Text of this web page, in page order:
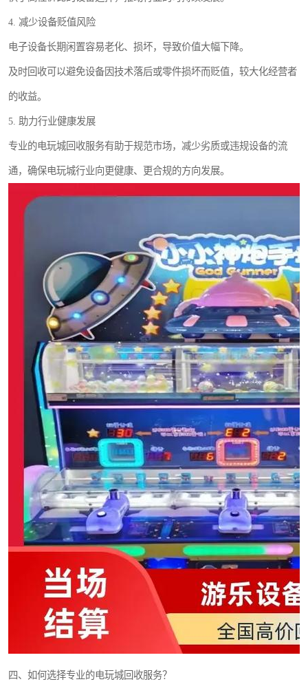
4. 减少设备贬值风险
电子设备长期闲置容易老化、损坏，导致价值大幅下降。
及时回收可以避免设备因技术落后或零件损坏而贬值，较大化经营者
的收益。
5. 助力行业健康发展
专业的电玩城回收服务有助于规范市场，减少劣质或违规设备的流
通，确保电玩城行业向更健康、更合规的方向发展。
四、如何选择专业的电玩城回收服务？